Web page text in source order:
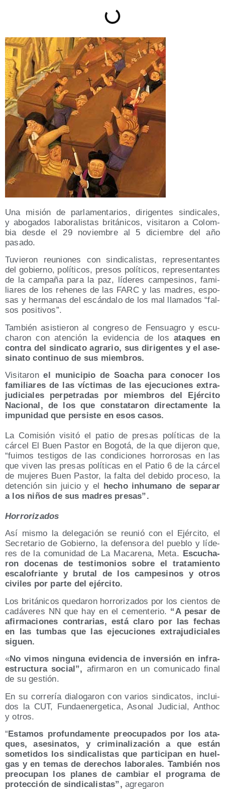
Una misión de par­la­men­ta­rios, diri­gen­tes sin­di­ca­les,
y abo­ga­dos labo­ra­lis­tas bri­tá­ni­cos, visi­ta­ron a Colom­
bia des­de el 29 noviem­bre al 5 diciem­bre del año
pasado.
Tuvie­ron reunio­nes con sin­di­ca­lis­tas, repre­sen­tan­tes
del gobierno, polí­ti­cos, pre­sos polí­ti­cos, repre­sen­tan­tes
de la cam­pa­ña para la paz, líde­res cam­pe­si­nos, fami­
lia­res de los rehe­nes de las FARC y las madres, espo­
sas y her­ma­nas del escán­da­lo de los mal lla­ma­dos “fal­
sos positivos”.
Tam­bién asis­tie­ron al con­gre­so de Fen­sua­gro y escu­
cha­ron con aten­ción la evi­den­cia de los ata­ques en
con­tra del sin­di­ca­to agra­rio, sus diri­gen­tes y el ase­
si­na­to con­ti­nuo de sus miembros.
Visi­ta­ronel muni­ci­pio de Soa­cha para cono­cer los
fami­lia­res de las víc­ti­mas de las eje­cu­cio­nes extra­
ju­di­cia­les per­pe­tra­das por miem­bros del Ejér­ci­to
Nacio­nal, de los que cons­ta­ta­ron direc­ta­men­te la
impu­ni­dad que per­sis­te en esos casos.
La Comi­sión visi­tó el patio de pre­sas polí­ti­cas de la
cár­cel El Buen Pas­tor en Bogo­tá, de la que dije­ron que,
“fui­mos tes­ti­gos de las con­di­cio­nes horro­ro­sas en las
que viven las pre­sas polí­ti­cas en el Patio 6 de la cár­cel
de muje­res Buen Pas­tor, la fal­ta del debi­do pro­ce­so, la
deten­ción sin jui­cio y el hecho inhu­mano de sepa­rar
a los niños de sus madres presas”.
Horro­ri­za­dos
Así mis­mo la dele­ga­ción se reu­nió con el Ejér­ci­to, el
Secre­ta­rio de Gobierno, la defen­so­ra del pue­blo y líde­
res de la comu­ni­dad de La Maca­re­na, Meta. Escu­cha­
ron doce­nas de tes­ti­mo­nios sobre el tra­ta­mien­to
esca­lo­frian­te y bru­tal de los cam­pe­si­nos y otros
civi­les por par­te del ejército.
Los bri­tá­ni­cos que­da­ron horro­ri­za­dos por los cien­tos de
cadá­ve­res NN que hay en el cemen­te­rio. “A pesar de
afir­ma­cio­nes con­tra­rias, está cla­ro por las fechas
en las tum­bas que las eje­cu­cio­nes extra­ju­di­cia­les
siguen.
«No vimos nin­gu­na evi­den­cia de inver­sión en infra­
es­truc­tu­ra social”, afir­ma­ron en un comu­ni­ca­do final
de su gestión.
En su corre­ría dia­lo­ga­ron con varios sin­di­ca­tos, inclui­
dos la CUT, Fun­dae­ner­ge­ti­ca, Aso­nal Judi­cial, Anthoc
y otros.
“Esta­mos pro­fun­da­men­te preo­cu­pa­dos por los ata­
ques, ase­si­na­tos, y cri­mi­na­li­za­ción a que están
some­ti­dos los sin­di­ca­lis­tas que par­ti­ci­pan en huel­
gas y en temas de dere­chos labo­ra­les. Tam­bién nos
preo­cu­pan los pla­nes de cam­biar el pro­gra­ma de
pro­tec­ción de sin­di­ca­lis­tas”, agregaron